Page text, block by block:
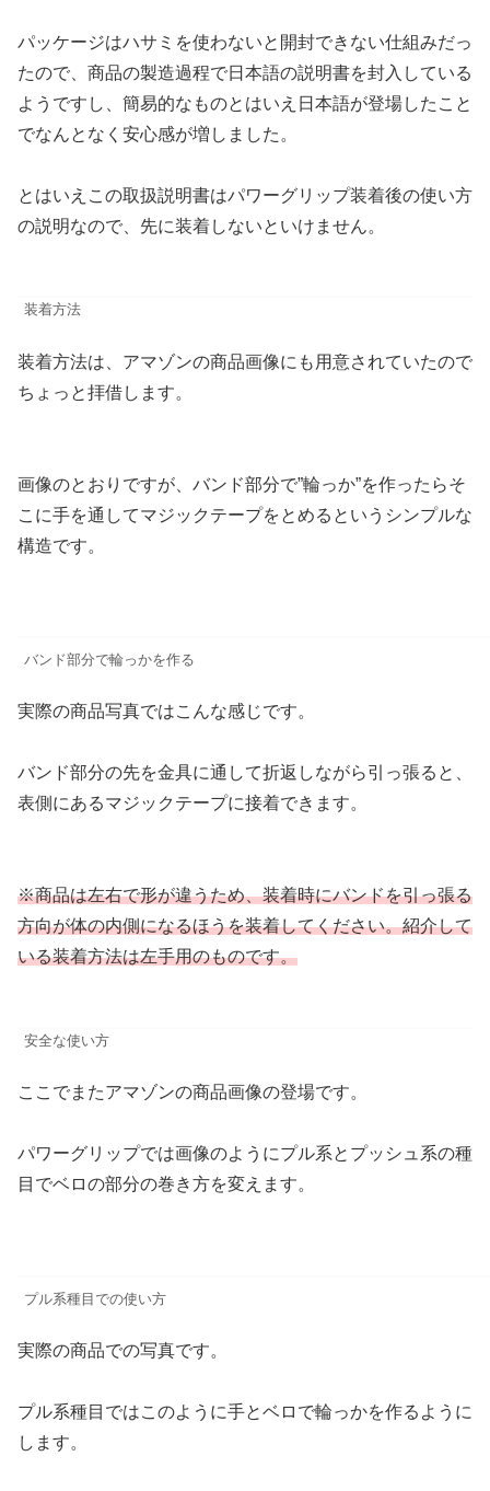
パッケージはハサミを使わないと開封できない仕組みだっ
たので、商品の製造過程で日本語の説明書を封入している
ようですし、簡易的なものとはいえ日本語が登場したこと
でなんとなく安心感が増しました。
とはいえこの取扱説明書はパワーグリップ装着後の使い方
の説明なので、先に装着しないといけません。
装着方法
装着方法は、アマゾンの商品画像にも用意されていたので
ちょっと拝借します。
画像のとおりですが、バンド部分で”輪っか”を作ったらそ
こに手を通してマジックテープをとめるというシンプルな
構造です。
バンド部分で輪っかを作る
実際の商品写真ではこんな感じです。
バンド部分の先を金具に通して折返しながら引っ張ると、
表側にあるマジックテープに接着できます。
※商品は左右で形が違うため、装着時にバンドを引っ張る
方向が体の内側になるほうを装着してください。紹介して
いる装着方法は左手用のものです。
安全な使い方
ここでまたアマゾンの商品画像の登場です。
パワーグリップでは画像のようにプル系とプッシュ系の種
目でベロの部分の巻き方を変えます。
プル系種目での使い方
実際の商品での写真です。
プル系種目ではこのように手とベロで輪っかを作るように
します。